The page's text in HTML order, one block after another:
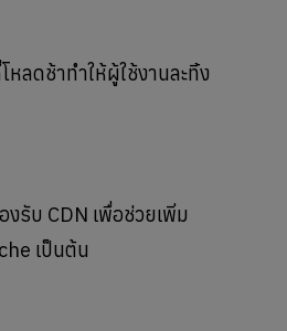
ลดช้าทำให้ผู้ใช้งานละทิ้ง
รับ CDN เพื่อช่วยเพิ่ม
เป็นต้น